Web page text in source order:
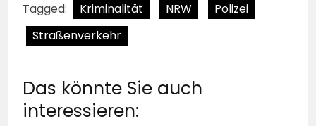
Tagged: Kriminalität NRW
Polizei
Straßenverkehr
Das könnte Sie auch
interessieren: